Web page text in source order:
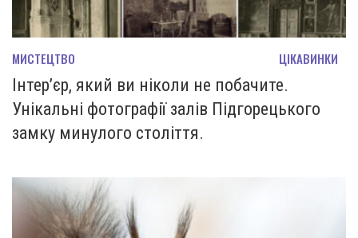
МИСТЕЦТВО ЦІКАВИНКИ
Інтер’єр, який ви ніколи не побачите.
Унікальні фотографії залів Підгорецького
замку минулого століття.